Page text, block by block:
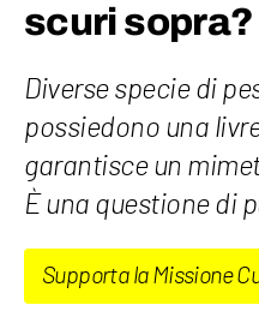
scuri sopra?
Diverse specie di
possiedono una
garantisce un
È una questione di
Supporta la Missione